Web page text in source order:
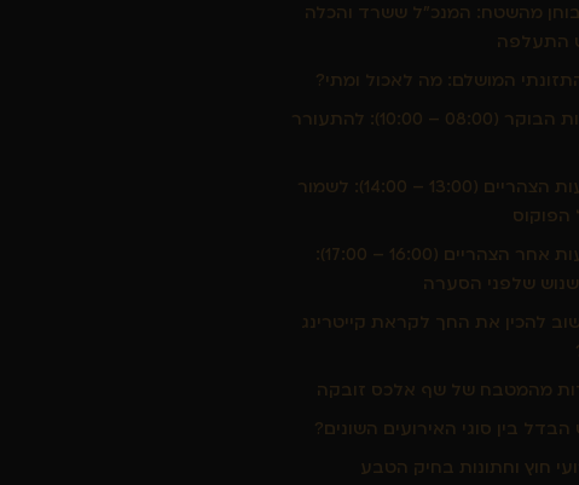
מהשטח: המנכ"ל ששרד והכלה
התעלפה
המושלם: מה לאכול ומתי?
שעות הבוקר (08:00 – 10:00): להתעורר
שעות הצהריים (13:00 – 14:00): לשמור
הפוקוס
שעות אחר הצהריים (16:00 – 17:00):
שלפני הסערה
להכין את החך לקראת קייטרינג
מהמטבח של שף אלכס זובקה
בין סוגי האירועים השונים?
חוץ וחתונות בחיק הטבע